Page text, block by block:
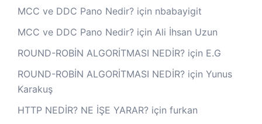
MCC ve DDC Pano Nedir? için nbabayigit
MCC ve DDC Pano Nedir? için Ali İhsan Uzun
ROUND-ROBİN ALGORİTMASI NEDİR? için E.G
ROUND-ROBİN ALGORİTMASI NEDİR? için Yunus
Karakuş
HTTP NEDİR? NE İŞE YARAR? için furkan